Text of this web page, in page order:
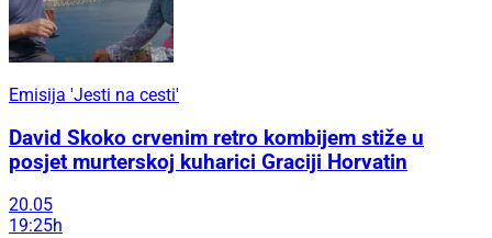
Emisija 'Jesti na cesti'
David Skoko crvenim retro kombijem stiže u
posjet murterskoj kuharici Graciji Horvatin
20.05
19:25h